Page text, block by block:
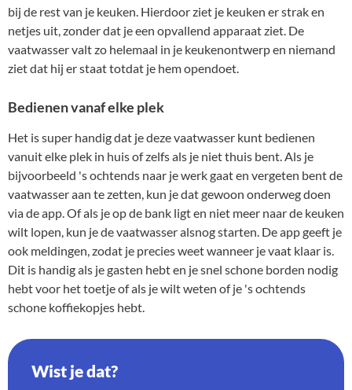
bij de rest van je keuken. Hierdoor ziet je keuken er strak en
netjes uit, zonder dat je een opvallend apparaat ziet. De
vaatwasser valt zo helemaal in je keukenontwerp en niemand
ziet dat hij er staat totdat je hem opendoet.
Bedienen vanaf elke plek
Het is super handig dat je deze vaatwasser kunt bedienen
vanuit elke plek in huis of zelfs als je niet thuis bent. Als je
bijvoorbeeld 's ochtends naar je werk gaat en vergeten bent de
vaatwasser aan te zetten, kun je dat gewoon onderweg doen
via de app. Of als je op de bank ligt en niet meer naar de keuken
wilt lopen, kun je de vaatwasser alsnog starten. De app geeft je
ook meldingen, zodat je precies weet wanneer je vaat klaar is.
Dit is handig als je gasten hebt en je snel schone borden nodig
hebt voor het toetje of als je wilt weten of je 's ochtends
schone koffiekopjes hebt.
Wist je dat?